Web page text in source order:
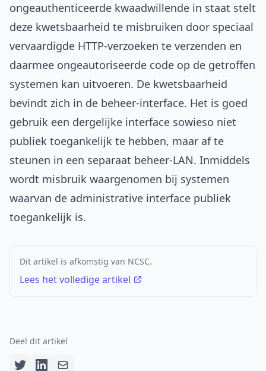
ongeauthenticeerde kwaadwillende in staat stelt
deze kwetsbaarheid te misbruiken door speciaal
vervaardigde HTTP-verzoeken te verzenden en
daarmee ongeautoriseerde code op de getroffen
systemen kan uitvoeren. De kwetsbaarheid
bevindt zich in de beheer-interface. Het is goed
gebruik een dergelijke interface sowieso niet
publiek toegankelijk te hebben, maar af te
steunen in een separaat beheer-LAN. Inmiddels
wordt misbruik waargenomen bij systemen
waarvan de administrative interface publiek
toegankelijk is.
Dit artikel is afkomstig van NCSC.
Lees het volledige artikel
Deel dit artikel